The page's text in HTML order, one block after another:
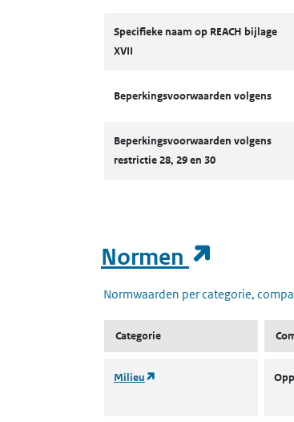
Specifieke naam op REACH bijlage
XVII
Beperkingsvoorwaarden volgens
Beperkingsvoorwaarden volgens
restrictie 28, 29 en 30
Normen
Normwaarden per categorie,
Categorie
Milieu (opent in een nieuw tabblad)